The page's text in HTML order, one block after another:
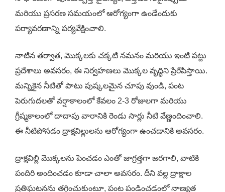
మరియు ప్రసరణ సమయంలో ఆరోగ్యంగా ఉండేందుకు
పర్యావరణాన్ని పర్యవేక్షించాలి.
నాటిన తర్వాత, మొక్కలకు చక్కటి నమనం మరియు ఇంటి పట్టు
ప్రదేశాలు అవసరం, ఈ నిర్వహణలు మొక్కల వృద్ధిని ప్రేరేపిస్తాయి.
మన్నికైన నీటితో పాటు పుష్కలమైన చూపు వుండి, పంట
పెరుగుదలతో వర్షాకాలంలో కేవలం 2-3 రోజులగా మరియు
గ్రీష్మకాలంలో దాదాపు వారానికి రెండు సార్లు నీటి వేణ్ణందించాలి.
ఈ నీటిపోసడం ద్రాక్షవిల్లులను ఆరోగ్యంగా ఉంచడానికి అవసరం.
ద్రాక్షవిల్లి మొక్కలను పెంచడం ఎంతో జాగ్రత్తగా జరగాలి, వాటికి
పందిరి అందించడం కూడా చాలా అవసరం. దీని వల్ల ద్రాక్షాల
ప్రతిఘటనను తగ్గించుకుంటూ, పంట పండించడంలో నాణ్యత